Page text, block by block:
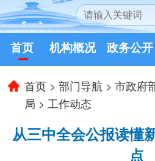
首页 机构概况 政务公开
首页 >部门导航 >市政府
局 > 工作动态
从三中全会公报读懂
点